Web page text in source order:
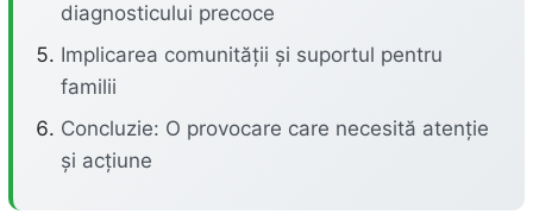
diagnosticului precoce
Implicarea comunității și suportul pentru
familii
Concluzie: O provocare care necesită atenție
și acțiune